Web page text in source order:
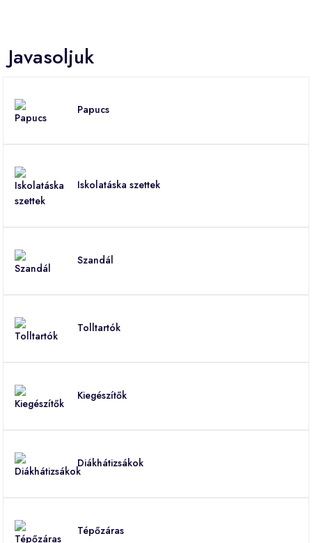
Javasoljuk
Papucs
Iskolatáska szettek
Szandál
Tolltartók
Kiegészítők
Diákhátizsákok
Tépőzáras